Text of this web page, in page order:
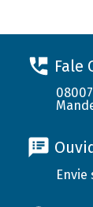
Fale
Envie